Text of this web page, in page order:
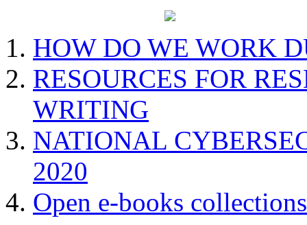
HOW DO WE WORK
RESOURCES FOR
WRITING
NATIONAL
2020
Open e-books collections